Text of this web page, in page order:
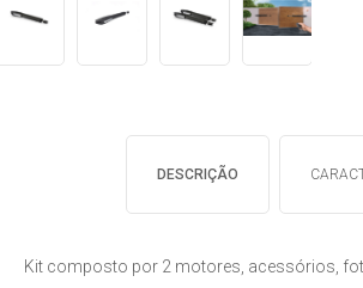
DESCRIÇÃO
Kit composto por 2 motores, acessórios,